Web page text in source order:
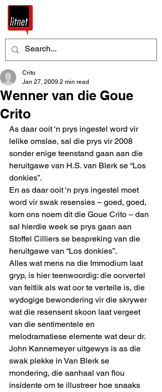
Wenner van die Goue
Crito
Crito
Jan 27, 2009 2 min read
As daar ooit ‘n prys ingestel word vir
lelike omslae, sal die prys vir 2008
sonder enige teenstand gaan aan die
heruitgawe van H.S. van Blerk se “Los
donkies”.
En as daar ooit ‘n prys ingestel moet
word vir swak resensies – goed, goed,
kom ons noem dit die Goue Crito – dan
sal hierdie week se prys gaan aan
Stoffel Cilliers se bespreking van die
heruitgawe van “Los donkies”.
Alles wat mens na die Immodium laat
gryp, is hier teenwoordig: die oorvertel
van feitlik als wat oor te vertelle is, die
wydogige bewondering vir die skrywer
wat die resensent skoon laat vergeet
van die sentimentele en
melodramatiese elemente wat deur dr.
John Kannemeyer uitgewys is as die
swak plekke in Van Blerk se
mondering, die aanhaal van flou
insidente om te illustreer hoe snaaks